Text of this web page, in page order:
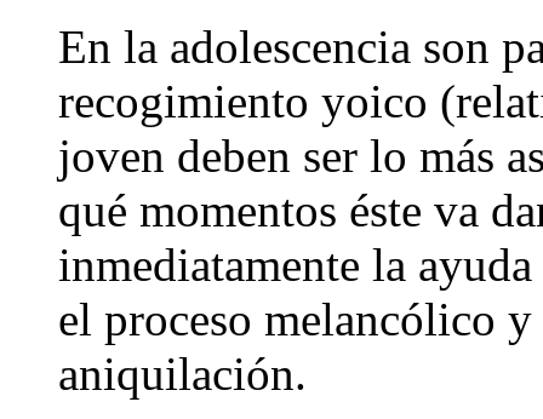
En la adolescencia son
recogimiento yoico
joven deben ser lo más
qué momentos éste va
inmediatamente la
el proceso melancólico
aniquilación.